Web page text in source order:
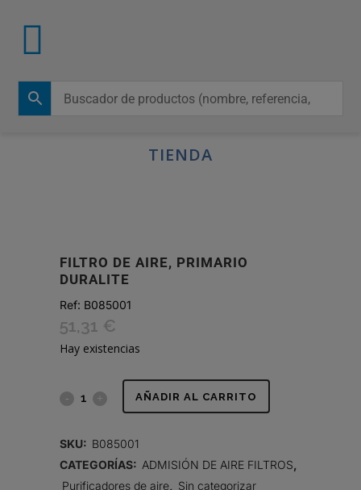
TIENDA
FILTRO DE AIRE, PRIMARIO
DURALITE
Ref: B085001
51,31 €
Hay existencias
FILTRO
PRIMARIO
AÑADIR AL CARRITO
SKU: B085001
CATEGORÍAS: ADMISIÓN DE AIRE FILTROS
Purificadores de aire
Sin categorizar